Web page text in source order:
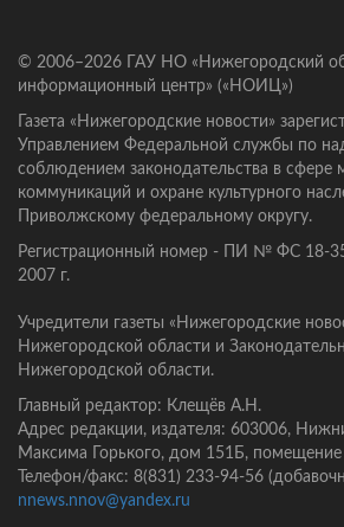
© 2006–2026 ГАУ НО «Нижегородский
информационный центр» («НОИЦ»)
Газета «Нижегородские новости»
Управлением Федеральной службы по
соблюдением законодательства в сфере
коммуникаций и охране культурного
Приволжскому федеральному округу.
Регистрационный номер - ПИ № ФС 18-
2007 г.
Учредители газеты «Нижегородские
Нижегородской области и
Нижегородской области.
Главный редактор: Клещёв А.Н.
Адрес редакции, издателя: 603006,
Максима Горького, дом 151Б, помещение
Телефон/факс: 8(831) 233-94-56
nnews.nnov@yandex.ru